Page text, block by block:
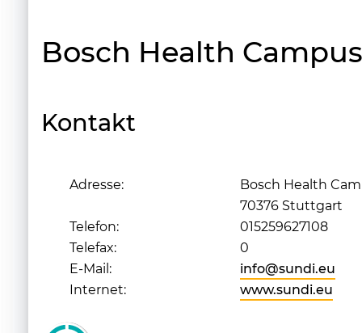
Bosch Health
Kontakt
Adresse:
Bosch Health
70376 Stuttgart
Telefon:
015259627108
Telefax:
0
E-Mail:
info@sundi.eu
Internet:
www.sundi.eu